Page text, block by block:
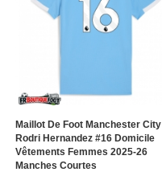
Maillot De Foot Manchester City
Rodri Hernandez #16 Domicile
Vêtements Femmes 2025-26
Manches Courtes